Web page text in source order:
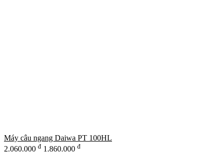
Máy câu ngang Daiwa PT 100HL
2.060.000 đ 1.860.000 đ